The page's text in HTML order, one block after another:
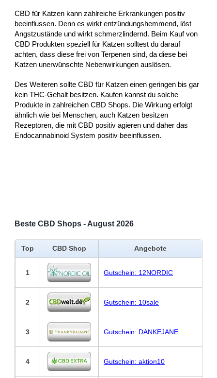
CBD für Katzen kann zahlreiche Erkrankungen positiv
beeinflussen. Denn es wirkt entzündungshemmend, löst
Angstzustände und wirkt schmerzlindernd. Beim Kauf von
CBD Produkten speziell für Katzen solltest du darauf
achten, dass diese frei von Terpenen sind, da diese bei
Katzen unerwünschte Nebenwirkungen auslösen.
Des Weiteren sollte CBD für Katzen einen geringen bis gar
kein THC-Gehalt besitzen. Kaufen kannst du solche
Produkte in zahlreichen CBD Shops. Die Wirkung erfolgt
ähnlich wie bei Menschen, auch Katzen besitzen
Rezeptoren, die mit CBD positiv agieren und daher das
Endocannabinoid System positiv beeinflussen.
Beste CBD Shops - August 2026
Top CBD Shop Angebote
1 Gutschein: 12NORDIC
2 Gutschein: 10sale
3 Gutschein: DANKEJANE
4 Gutschein: aktion10